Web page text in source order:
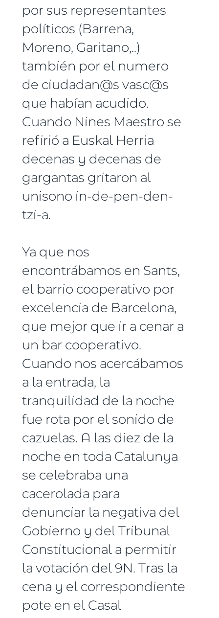
por sus representantes
políticos (Barrena,
Moreno, Garitano,..)
también por el numero
de ciudadan@s vasc@s
que habían acudido.
Cuando Nines Maestro se
refirió a Euskal Herria
decenas y decenas de
gargantas gritaron al
unisono in-de-pen-den-
tzi-a.
Ya que nos
encontrábamos en Sants,
el barrio cooperativo por
excelencia de Barcelona,
que mejor que ir a cenar a
un bar cooperativo.
Cuando nos acercábamos
a la entrada, la
tranquilidad de la noche
fue rota por el sonido de
cazuelas. A las diez de la
noche en toda Catalunya
se celebraba una
cacerolada para
denunciar la negativa del
Gobierno y del Tribunal
Constitucional a permitir
la votación del 9N. Tras la
cena y el correspondiente
pote en el Casal